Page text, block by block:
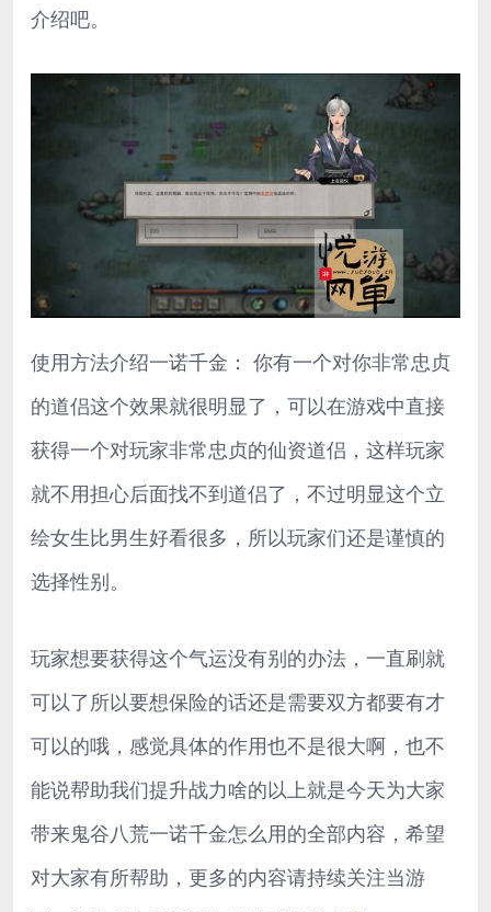
介绍吧。
使用方法介绍一诺千金： 你有一个对你非常忠贞
的道侣这个效果就很明显了，可以在游戏中直接
获得一个对玩家非常忠贞的仙资道侣，这样玩家
就不用担心后面找不到道侣了，不过明显这个立
绘女生比男生好看很多，所以玩家们还是谨慎的
选择性别。
玩家想要获得这个气运没有别的办法，一直刷就
可以了所以要想保险的话还是需要双方都要有才
可以的哦，感觉具体的作用也不是很大啊，也不
能说帮助我们提升战力啥的以上就是今天为大家
带来鬼谷八荒一诺千金怎么用的全部内容，希望
对大家有所帮助，更多的内容请持续关注当游